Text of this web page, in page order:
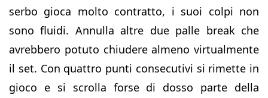
serbo gioca molto contratto, i suoi colpi non
sono fluidi. Annulla altre due palle break che
avrebbero potuto chiudere almeno virtualmente
il set. Con quattro punti consecutivi si rimette in
gioco e si scrolla forse di dosso parte della